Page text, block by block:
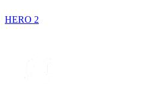
HERO 2